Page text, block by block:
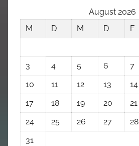
August 2026
M
D M D F
3
4 5 6 7
10
11 12 13 14
17
18 19 20 21
24
25 26 27 28
31